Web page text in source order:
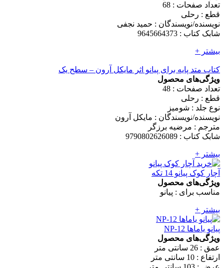
تعداد صفحات : 68
قطع : رحلی
نویسنده/نویسندگان : حمید نجفی
شابک کتاب : 9645664373
بیشتر +
کتاب متد پایه برای پیانو اثر مایکل آرون – سطح یک
ویژگی‌های محصول
تعداد صفحات : 48
قطع : رحلی
نوع جلد : شومیز
نویسنده/نویسندگان : مایکل آرون
مترجم : مرضیه برزگر
شابک کتاب : 9790802626089
بیشتر +
آچار کوک پیانو 14 تکه
ویژگی‌های محصول
مناسب برای : پیانو
بیشتر +
پیانو یاماها NP-12
ویژگی‌های محصول
عمق : 26 سانتی متر
ارتفاع : 10 سانتی متر